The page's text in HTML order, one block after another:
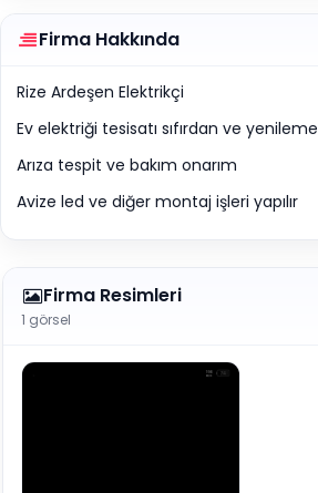
Firma Hakkında
Rize Ardeşen Elektrikçi
Ev elektriği tesisatı sıfırdan ve yenileme
Arıza tespit ve bakım onarım
Avize led ve diğer montaj işleri yapılır
Firma Resimleri
1 görsel